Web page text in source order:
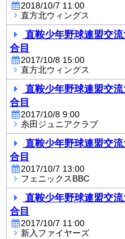
2018/10/7 11:00
直方北ウィングス
直鞍少年野球連盟交
合目
2017/10/8 15:00
直方北ウィングス
直鞍少年野球連盟交
合目
2017/10/8 9:00
糸田ジュニアクラブ
直鞍少年野球連盟交
合目
2017/10/7 13:00
フェニックスBBC
直鞍少年野球連盟交
合目
2017/10/7 11:00
新入ファイヤーズ